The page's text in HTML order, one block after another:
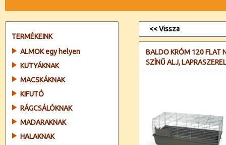
TERMÉKEINK
ALMOK egy helyen
KUTYÁKNAK
MACSKÁKNAK
KIFUTÓ
RÁGCSÁLÓKNAK
MADARAKNAK
HALAKNAK
<< Vissza
BALDO KRÓM 120 FLAT
SZÍNŰ ALJ,